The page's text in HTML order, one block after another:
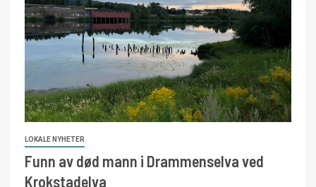
LOKALE NYHETER
Funn av død mann i Drammenselva ved
Krokstadelva